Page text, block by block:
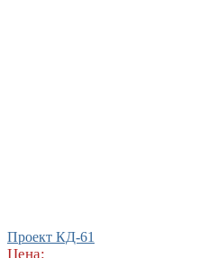
Проект КД-61
Цена: